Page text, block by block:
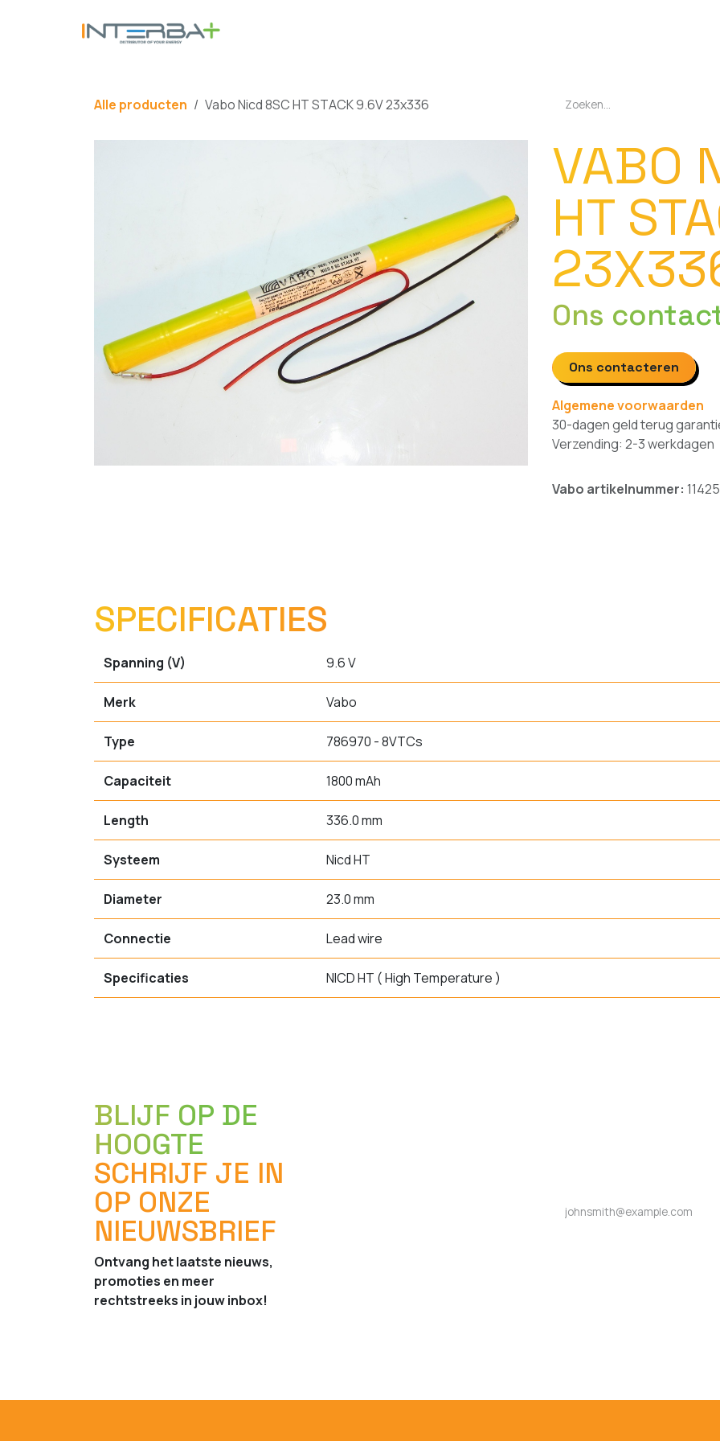
Alle producten Vabo Nicd 8SC HT STACK 9.6V 23x336
VABO
HT
Ons
Ons contacteren
Algemene voorwaarden
30-dagen geld terug
Verzending: 2-3 werkdagen
Vabo artikelnummer: 11425
SPECIFICATIES
Spanning (V) 9.6 V
Merk Vabo
Type 786970 - 8VTCs
Capaciteit 1800 mAh
Length 336.0 mm
Systeem Nicd HT
Diameter 23.0 mm
Connectie Lead wire
Specificaties NICD HT ( High Temperature )
BLIJF OP DE
HOOGTE
SCHRIJF JE IN
OP ONZE
NIEUWSBRIEF
Ontvang het laatste nieuws,
promoties en meer
rechtstreeks in jouw inbox!